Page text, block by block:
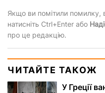
Якщо ви помітили помилку,
натисніть Ctrl+Enter або
про це редакцію.
ЧИТАЙТЕ ТАКОЖ
У Греції